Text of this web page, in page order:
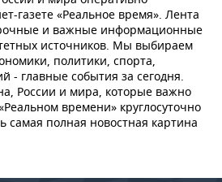
газете «Реальное время». Лента
и важные информационные
источников. Мы выбираем
политики, спорта,
- главные события за сегодня.
России и мира, которые важно
времени» круглосуточно
самая полная новостная картина